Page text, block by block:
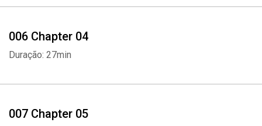
006 Chapter 04
Duração: 27min
007 Chapter 05